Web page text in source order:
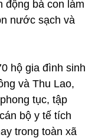
động bà con làm
nước sạch và
hộ gia đình sinh
và Thu Lao,
tục, tập
bộ y tế tích
trong toàn xã